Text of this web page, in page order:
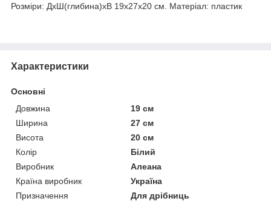
Розміри: ДхШ(глибина)хВ 19х27х20 см. Матеріал: пластик
Характеристики
Основні
Довжина
19 см
Ширина
27 см
Висота
20 см
Колір
Білий
Виробник
Алеана
Країна виробник
Україна
Призначення
Для дрібниць